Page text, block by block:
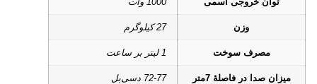
وزن 27 کیلوگرم
مصرف سوخت 1 لیتر بر ساعت
میزان صدا در فاصلۀ 7متر 72-77 دسی‌بل